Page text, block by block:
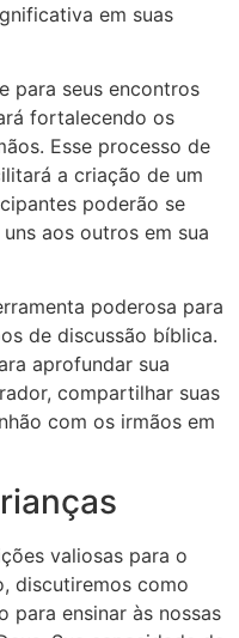
em suas
para seus encontros
fortalecendo os
Esse processo de
a criação de um
poderão se
aos outros em sua
poderosa para
de discussão bíblica.
aprofundar sua
compartilhar suas
com os irmãos em
valiosas para o
discutiremos como
para ensinar às nossas